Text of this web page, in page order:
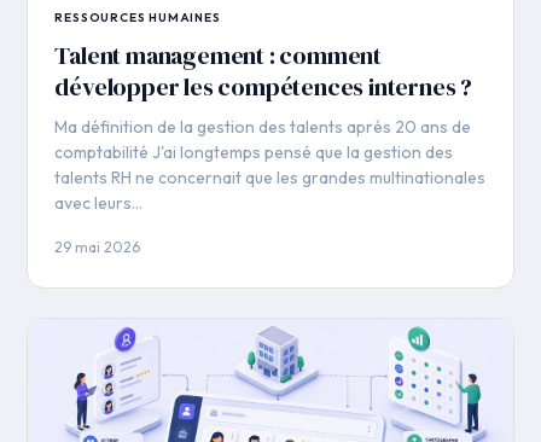
RESSOURCES HUMAINES
Talent management : comment
développer les compétences internes ?
Ma définition de la gestion des talents après 20 ans de
comptabilité J'ai longtemps pensé que la gestion des
talents RH ne concernait que les grandes multinationales
avec leurs…
29 mai 2026